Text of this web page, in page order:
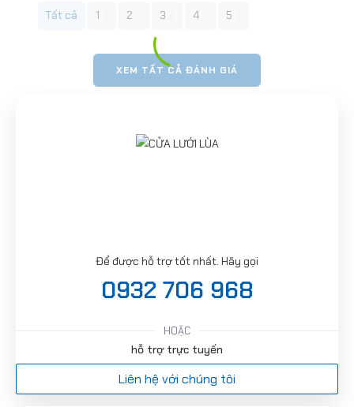
Tất cả 1 2 3 4 5
XEM TẤT CẢ ĐÁNH GIÁ
Để được hỗ trợ tốt nhất. Hãy gọi
0932 706 968
HOẶC
hỗ trợ trực tuyến
Liên hệ với chúng tôi